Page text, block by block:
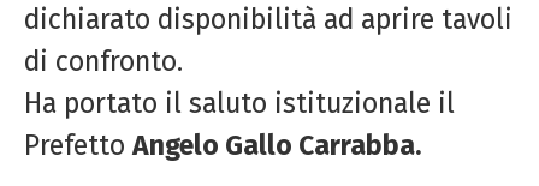
dichiarato disponibilità ad aprire tavoli
di confronto.
Ha portato il saluto istituzionale il
Prefetto Angelo Gallo Carrabba.